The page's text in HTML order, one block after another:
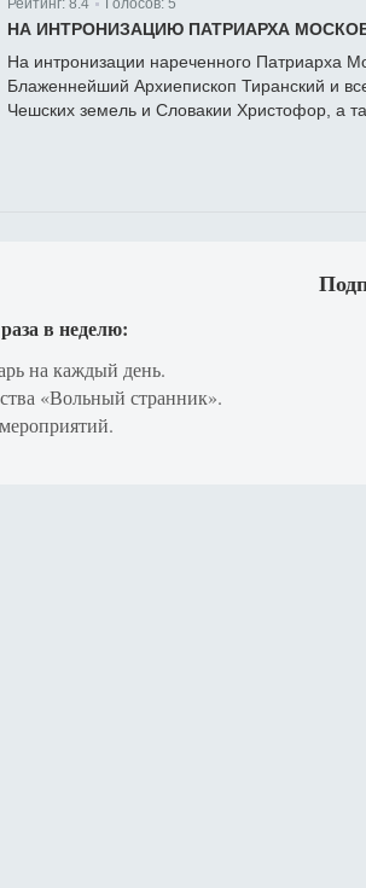
Рейтинг: 8.4 Голосов: 5
НА ИНТРОНИЗАЦИЮ ПАТРИАРХА
На интронизации нареченного Патриарха
Блаженнейший Архиепископ Тиранский и
Чешских земель и Словакии Христофор, а
в неделю:
на каждый день.
«Вольный странник».